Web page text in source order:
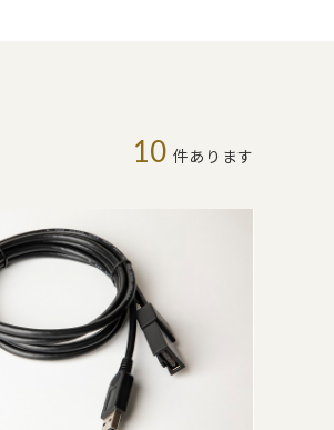
10 件あります